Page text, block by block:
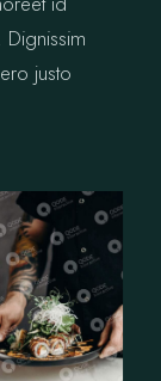
justo